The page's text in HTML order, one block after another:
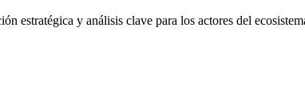
estratégica y análisis clave para los actores del